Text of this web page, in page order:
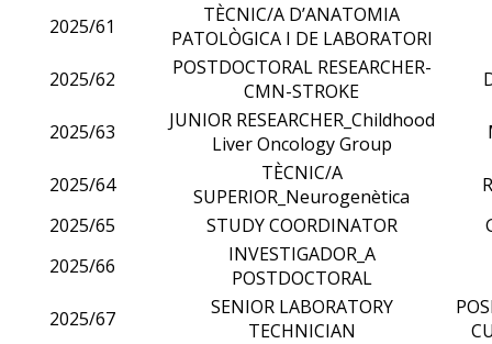
2025/61
TÈCNIC/A D’ANATOMIA
PATOLÒGICA I DE LABORATORI
2025/62
POSTDOCTORAL RESEARCHER-
CMN-STROKE
2025/63
JUNIOR RESEARCHER_Childhood
Liver Oncology Group
2025/64
TÈCNIC/A
SUPERIOR_Neurogenètica
2025/65
STUDY COORDINATOR
2025/66
INVESTIGADOR_A
POSTDOCTORAL
2025/67
SENIOR LABORATORY
TECHNICIAN